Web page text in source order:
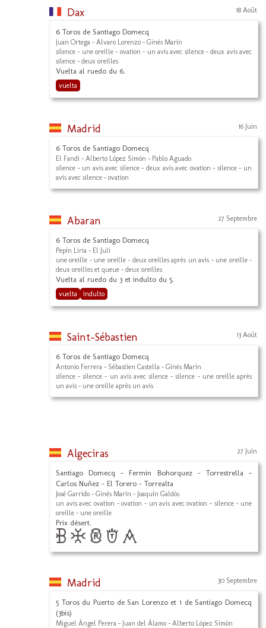
Dax 18 Août
6 Toros de Santiago Domecq
Juan Ortega - Alvaro Lorenzo - Ginés Marín
silence - une oreille - ovation - un avis avec silence - deux avis avec
silence - deux oreilles
Vuelta al ruedo du 6.
vuelta
Madrid 16 Juin
6 Toros de Santiago Domecq
El Fandi - Alberto López Simón - Pablo Aguado
silence - un avis avec silence - deux avis avec ovation - silence - un
avis avec silence - ovation
Abaran 27 Septembre
6 Toros de Santiago Domecq
Pepín Liria - El Juli
une oreille - une oreille - deux oreilles après un avis - une oreille -
deux oreilles et queue - deux oreilles
Vuelta al ruedo du 3 et indulto du 5.
vuelta indulto
Saint-Sébastien 13 Août
6 Toros de Santiago Domecq
Antonio Ferrera - Sébastien Castella - Ginés Marín
silence - silence - un avis avec silence - silence - une oreille après
un avis - une oreille après un avis
Algeciras 27 Juin
Santiago Domecq - Fermin Bohorquez - Torrestrella -
Carlos Nuñez - El Torero - Torrealta
José Garrido - Ginés Marín - Joaquín Galdós
un avis avec ovation - ovation - un avis avec ovation - silence - une
oreille - une oreille
Prix désert.
Madrid 30 Septembre
5 Toros du Puerto de San Lorenzo et 1 de Santiago Domecq
(3bis)
Miguel Ángel Perera - Juan del Álamo - Alberto López Simón